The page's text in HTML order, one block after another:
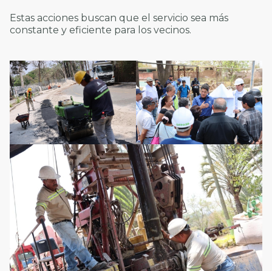
Estas acciones buscan que el servicio sea más
constante y eficiente para los vecinos.